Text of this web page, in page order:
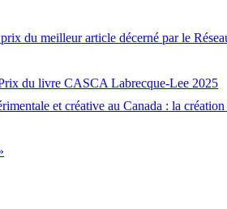
du meilleur article décerné par le
du livre CASCA Labrecque-Lee 2025
et créative au Canada : la